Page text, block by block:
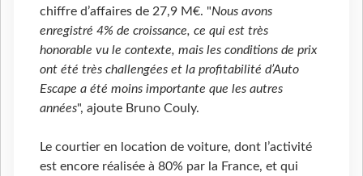
chiffre d’affaires de 27,9 M€. "Nous avons
enregistré 4% de croissance, ce qui est très
honorable vu le contexte, mais les conditions de prix
ont été très challengées et la profitabilité d’Auto
Escape a été moins importante que les autres
années", ajoute Bruno Couly.
Le courtier en location de voiture, dont l’activité
est encore réalisée à 80% par la France, et qui